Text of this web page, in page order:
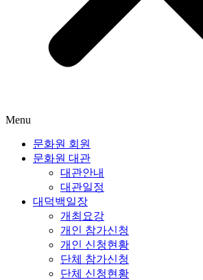
Menu
문화원 회원
문화원 대관
대관안내
대관일정
대덕백일장
개최요강
개인 참가신청
개인 신청현황
단체 참가신청
단체 신청현황